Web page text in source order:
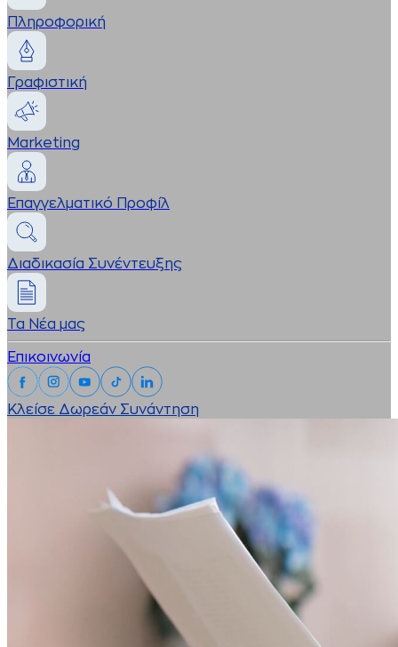
Πληροφορική
Γραφιστική
Marketing
Επαγγελματικό Προφίλ
Διαδικασία Συνέντευξης
Τα Νέα μας
Επικοινωνία
Κλείσε Δωρεάν Συνάντηση